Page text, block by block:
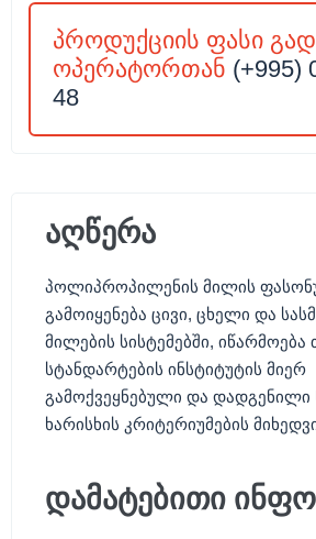
პროდუქციის ფასი
ოპერატორთან (+995)
48
აღწერა
პოლიპროპილენის მილის
გამოიყენება ცივი, ცხელი და
მილების სისტემებში, იწარმოება
სტანდარტების ინსტიტუტის მიერ
გამოქვეყნებული და დადგენილი
ხარისხის კრიტერიუმების
დამატებითი